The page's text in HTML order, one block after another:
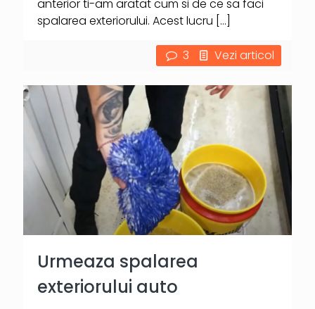
anterior ti-am aratat cum si de ce sa faci
spalarea exteriorului. Acest lucru […]
3 Vezi articol
Urmeaza spalarea
exteriorului auto